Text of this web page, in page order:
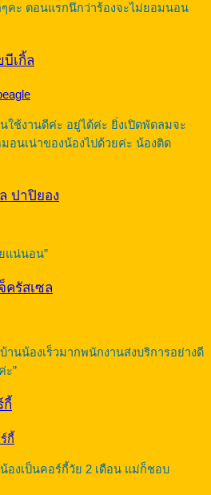
คะ ตอนแรกนึกว่าร้องจะไม่ยอมนอน
เกิ้ล
ใช้งานดีค่ะ อยู่ได้ค่ะ ยิ่งเปิดพัดลมจะ
อนเน่าของน้องไปด้วยค่ะ น้องติด
ปาปิยอง
แน่นอน”
รัสเซล
านน้องเร็วมากพนักงานส่งบริการอย่างดี
ะ”
กี้
องเป็นคอร์กี้วัย 2 เดือน แม่ก็ชอบ